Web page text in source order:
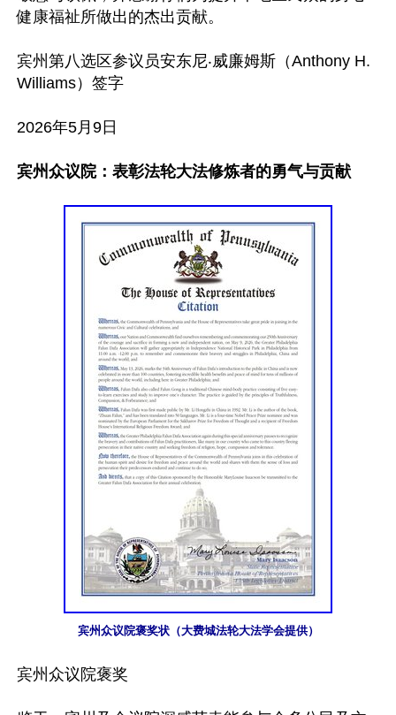
健康福祉所做出的杰出贡献。
宾州第八选区参议员安东尼‧威廉姆斯（Anthony H.
Williams）签字
2026年5月9日
宾州众议院：表彰法轮大法修炼者的勇气与贡献
宾州众议院褒奖状（大费城法轮大法学会提供）
宾州众议院褒奖